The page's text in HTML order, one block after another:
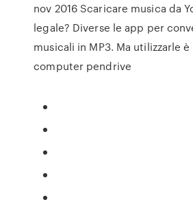
nov 2016 Scaricare musica da
legale? Diverse le app per
musicali in MP3. Ma utilizzarle
computer pendrive